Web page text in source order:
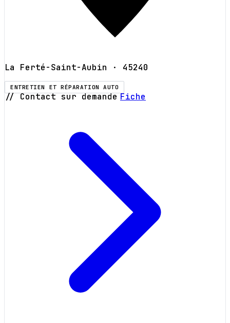
La Ferté-Saint-Aubin · 45240
ENTRETIEN ET RÉPARATION AUTO
// Contact sur demande Fiche